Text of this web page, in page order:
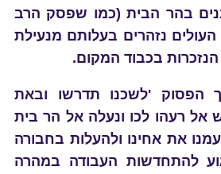
בהר הבית (כמו שפסק הרב
העולים נזהרים בעלותם מנעילת
בכבוד המקום.
הפסוק 'לשכנו תדרשו ובאת
אל רעהו לכו ונעלה אל הר בית
את אחינו ולהעלות בחבורה
להתחדשות העבודה במהרה